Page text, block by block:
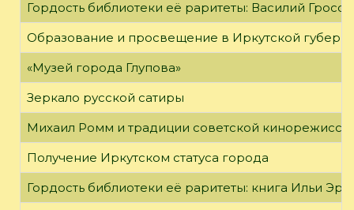
Гордость библиотеки её раритеты: Василий
Образование и просвещение в Иркутской
«Музей города Глупова»
Зеркало русской сатиры
Михаил Ромм и традиции советской
Получение Иркутском статуса города
Гордость библиотеки её раритеты: книга Ильи